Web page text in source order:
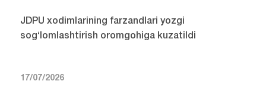
JDPU xodimlarining farzandlari yozgi
sog‘lomlashtirish oromgohiga kuzatildi
17/07/2026